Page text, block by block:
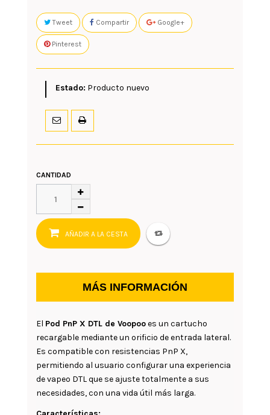
Tweet Compartir Google+
Pinterest
Estado: Producto nuevo
CANTIDAD
AÑADIR A LA CESTA
MÁS INFORMACIÓN
El Pod PnP X DTL de Voopooes un cartucho
recargable mediante un orificio de entrada lateral.
Es compatible con resistencias PnP X,
permitiendo al usuario configurar una experiencia
de vapeo DTL que se ajuste totalmente a sus
necesidades, con una vida útil más larga.